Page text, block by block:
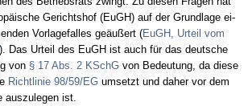
Ge­richts­hof (EuGH) auf der Grund­la­ge ei­
Vor­la­ge­fal­les geäußert (EuGH, Ur­teil vom
Das Ur­teil des EuGH ist auch für das deut­sche
von § 17 Abs. 2 KSchGvon Be­deu­tung, da die­se
Richt­li­nie 98/59/EGum­setzt und da­her vor dem
aus­zu­le­gen ist.